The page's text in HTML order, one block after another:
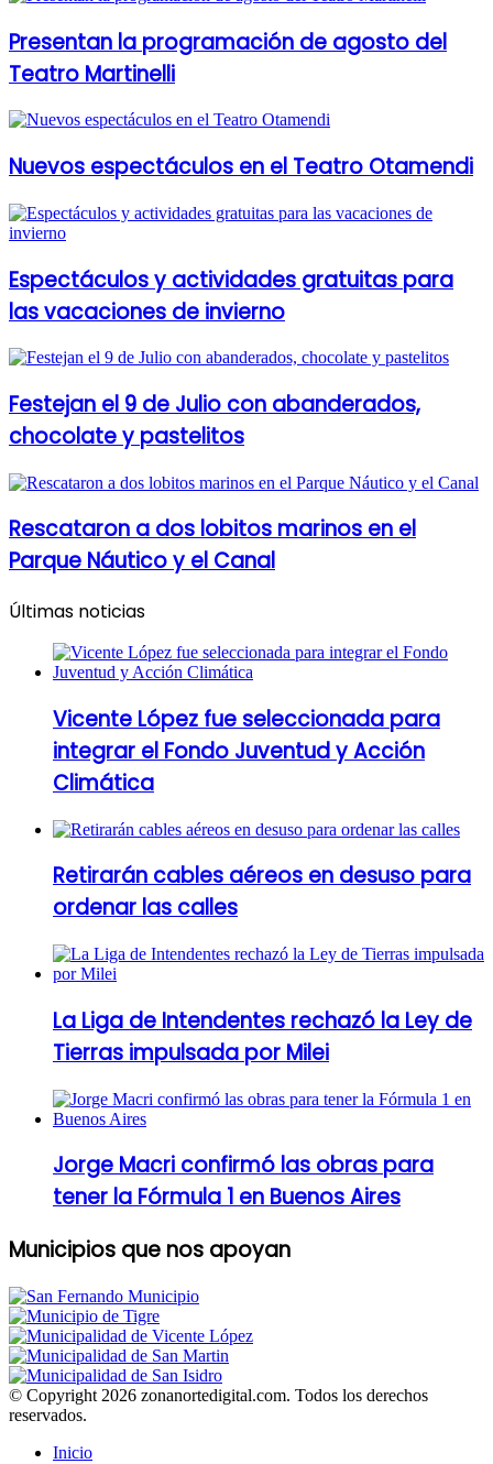
Presentan la programación de agosto del
Teatro Martinelli
Nuevos espectáculos en el Teatro Otamendi
Espectáculos y actividades gratuitas para
las vacaciones de invierno
Festejan el 9 de Julio con abanderados,
chocolate y pastelitos
Rescataron a dos lobitos marinos en el
Parque Náutico y el Canal
Últimas noticias
Vicente López fue seleccionada para
integrar el Fondo Juventud y Acción
Climática
Retirarán cables aéreos en desuso para
ordenar las calles
La Liga de Intendentes rechazó la Ley de
Tierras impulsada por Milei
Jorge Macri confirmó las obras para
tener la Fórmula 1 en Buenos Aires
Municipios que nos apoyan
© Copyright 2026 zonanortedigital.com. Todos los derechos
reservados.
Inicio